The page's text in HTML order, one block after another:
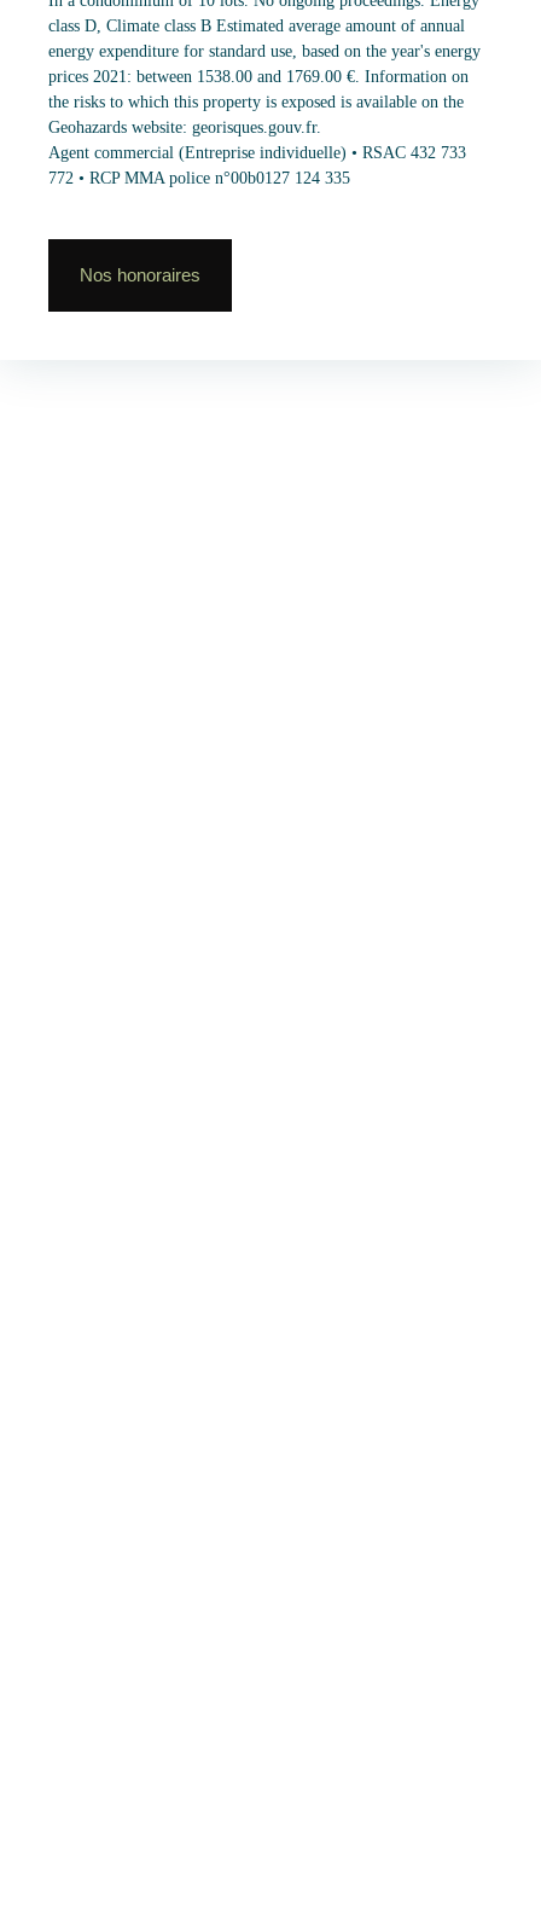
class D, Climate class B Estimated average amount of annual
energy expenditure for standard use, based on the year's energy
prices 2021: between 1538.00 and 1769.00 €. Information on
the risks to which this property is exposed is available on the
Geohazards website: georisques.gouv.fr.
Agent commercial (Entreprise individuelle) • RSAC 432 733
772 • RCP MMA police n°00b0127 124 335
Nos honoraires